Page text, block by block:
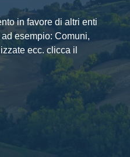
in favore di altri enti
esempio: Comuni,
ecc. clicca il